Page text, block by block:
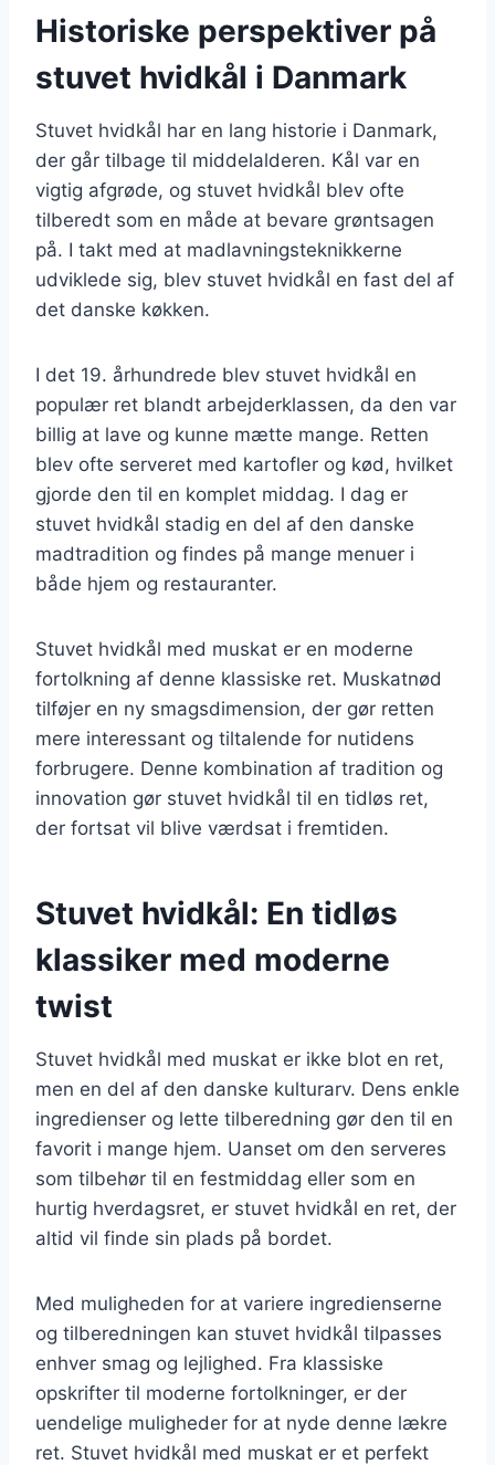
Historiske perspektiver på
stuvet hvidkål i Danmark
Stuvet hvidkål har en lang historie i Danmark,
der går tilbage til middelalderen. Kål var en
vigtig afgrøde, og stuvet hvidkål blev ofte
tilberedt som en måde at bevare grøntsagen
på. I takt med at madlavningsteknikkerne
udviklede sig, blev stuvet hvidkål en fast del af
det danske køkken.
I det 19. århundrede blev stuvet hvidkål en
populær ret blandt arbejderklassen, da den var
billig at lave og kunne mætte mange. Retten
blev ofte serveret med kartofler og kød, hvilket
gjorde den til en komplet middag. I dag er
stuvet hvidkål stadig en del af den danske
madtradition og findes på mange menuer i
både hjem og restauranter.
Stuvet hvidkål med muskat er en moderne
fortolkning af denne klassiske ret. Muskatnød
tilføjer en ny smagsdimension, der gør retten
mere interessant og tiltalende for nutidens
forbrugere. Denne kombination af tradition og
innovation gør stuvet hvidkål til en tidløs ret,
der fortsat vil blive værdsat i fremtiden.
Stuvet hvidkål: En tidløs
klassiker med moderne
twist
Stuvet hvidkål med muskat er ikke blot en ret,
men en del af den danske kulturarv. Dens enkle
ingredienser og lette tilberedning gør den til en
favorit i mange hjem. Uanset om den serveres
som tilbehør til en festmiddag eller som en
hurtig hverdagsret, er stuvet hvidkål en ret, der
altid vil finde sin plads på bordet.
Med muligheden for at variere ingredienserne
og tilberedningen kan stuvet hvidkål tilpasses
enhver smag og lejlighed. Fra klassiske
opskrifter til moderne fortolkninger, er der
uendelige muligheder for at nyde denne lækre
ret. Stuvet hvidkål med muskat er et perfekt